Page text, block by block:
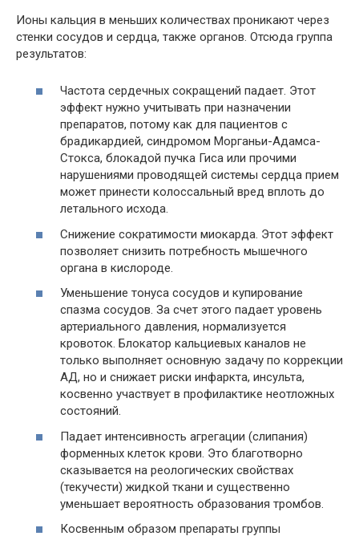
Ионы кальция в меньших количествах проникают через
стенки сосудов и сердца, также органов. Отсюда группа
результатов:
Частота сердечных сокращений падает. Этот
эффект нужно учитывать при назначении
препаратов, потому как для пациентов с
брадикардией, синдромом Морганьи-Адамса-
Стокса, блокадой пучка Гиса или прочими
нарушениями проводящей системы сердца прием
может принести колоссальный вред вплоть до
летального исхода.
Снижение сократимости миокарда. Этот эффект
позволяет снизить потребность мышечного
органа в кислороде.
Уменьшение тонуса сосудов и купирование
спазма сосудов. За счет этого падает уровень
артериального давления, нормализуется
кровоток. Блокатор кальциевых каналов не
только выполняет основную задачу по коррекции
АД, но и снижает риски инфаркта, инсульта,
косвенно участвует в профилактике неотложных
состояний.
Падает интенсивность агрегации (слипания)
форменных клеток крови. Это благотворно
сказывается на реологических свойствах
(текучести) жидкой ткани и существенно
уменьшает вероятность образования тромбов.
Косвенным образом препараты группы